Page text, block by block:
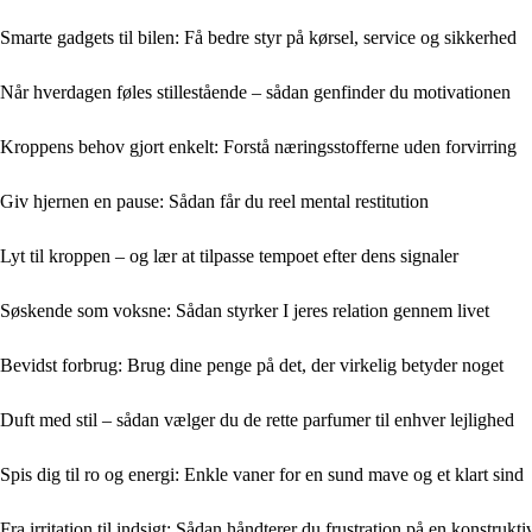
Smarte gadgets til bilen: Få bedre styr på kørsel, service og sikkerhed
Når hverdagen føles stillestående – sådan genfinder du motivationen
Kroppens behov gjort enkelt: Forstå næringsstofferne uden forvirring
Giv hjernen en pause: Sådan får du reel mental restitution
Lyt til kroppen – og lær at tilpasse tempoet efter dens signaler
Søskende som voksne: Sådan styrker I jeres relation gennem livet
Bevidst forbrug: Brug dine penge på det, der virkelig betyder noget
Duft med stil – sådan vælger du de rette parfumer til enhver lejlighed
Spis dig til ro og energi: Enkle vaner for en sund mave og et klart sind